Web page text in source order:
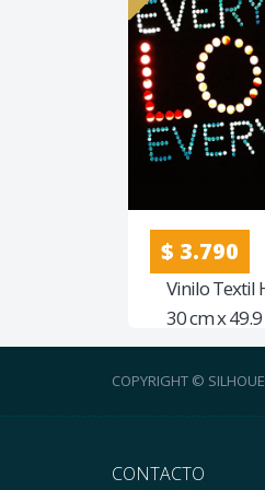
$ 3.790
Vinilo Textil
30 cm x
COPYRIGHT ©
CONTACTO